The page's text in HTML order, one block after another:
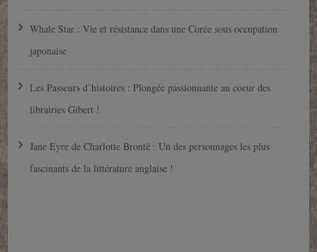
Whale Star : Vie et résistance dans une Corée sous occupation
japonaise
Les Passeurs d’histoires : Plongée passionnante au coeur des
librairies Gibert !
Jane Eyre de Charlotte Brontë : Un des personnages les plus
fascinants de la littérature anglaise !